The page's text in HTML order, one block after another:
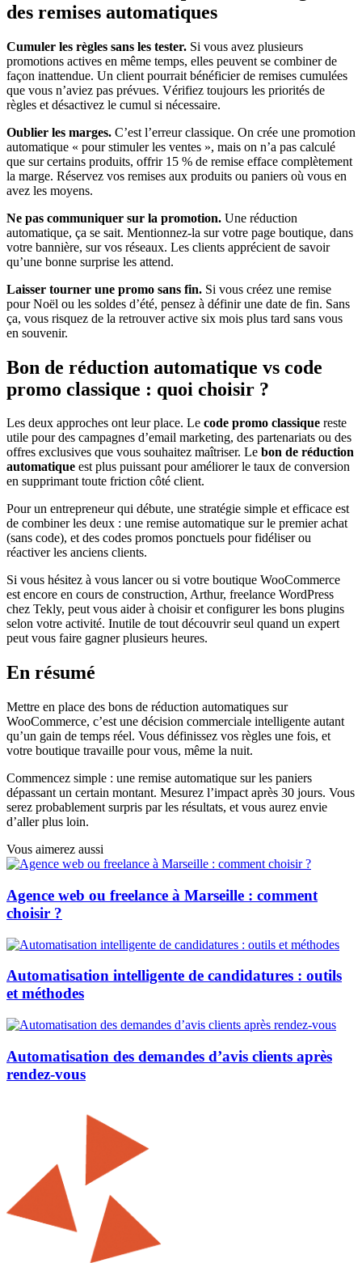
des remises automatiques
Cumuler les règles sans les tester. Si vous avez plusieurs
promotions actives en même temps, elles peuvent se combiner de
façon inattendue. Un client pourrait bénéficier de remises cumulées
que vous n’aviez pas prévues. Vérifiez toujours les priorités de
règles et désactivez le cumul si nécessaire.
Oublier les marges. C’est l’erreur classique. On crée une promotion
automatique « pour stimuler les ventes », mais on n’a pas calculé
que sur certains produits, offrir 15 % de remise efface complètement
la marge. Réservez vos remises aux produits ou paniers où vous en
avez les moyens.
Ne pas communiquer sur la promotion. Une réduction
automatique, ça se sait. Mentionnez-la sur votre page boutique, dans
votre bannière, sur vos réseaux. Les clients apprécient de savoir
qu’une bonne surprise les attend.
Laisser tourner une promo sans fin. Si vous créez une remise
pour Noël ou les soldes d’été, pensez à définir une date de fin. Sans
ça, vous risquez de la retrouver active six mois plus tard sans vous
en souvenir.
Bon de réduction automatique vs code
promo classique : quoi choisir ?
Les deux approches ont leur place. Le code promo classique reste
utile pour des campagnes d’email marketing, des partenariats ou des
offres exclusives que vous souhaitez maîtriser. Le bon de réduction
automatique est plus puissant pour améliorer le taux de conversion
en supprimant toute friction côté client.
Pour un entrepreneur qui débute, une stratégie simple et efficace est
de combiner les deux : une remise automatique sur le premier achat
(sans code), et des codes promos ponctuels pour fidéliser ou
réactiver les anciens clients.
Si vous hésitez à vous lancer ou si votre boutique WooCommerce
est encore en cours de construction, Arthur, freelance WordPress
chez Tekly, peut vous aider à choisir et configurer les bons plugins
selon votre activité. Inutile de tout découvrir seul quand un expert
peut vous faire gagner plusieurs heures.
En résumé
Mettre en place des bons de réduction automatiques sur
WooCommerce, c’est une décision commerciale intelligente autant
qu’un gain de temps réel. Vous définissez vos règles une fois, et
votre boutique travaille pour vous, même la nuit.
Commencez simple : une remise automatique sur les paniers
dépassant un certain montant. Mesurez l’impact après 30 jours. Vous
serez probablement surpris par les résultats, et vous aurez envie
d’aller plus loin.
Vous aimerez aussi
Agence web ou freelance à Marseille : comment
choisir ?
Automatisation intelligente de candidatures : outils
et méthodes
Automatisation des demandes d’avis clients après
rendez-vous